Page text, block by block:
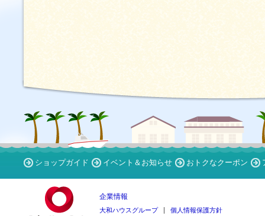
ショップガイド イベント＆お知らせ おトクなクーポン
企業情報
大和ハウスグループ 個人情報保護方針